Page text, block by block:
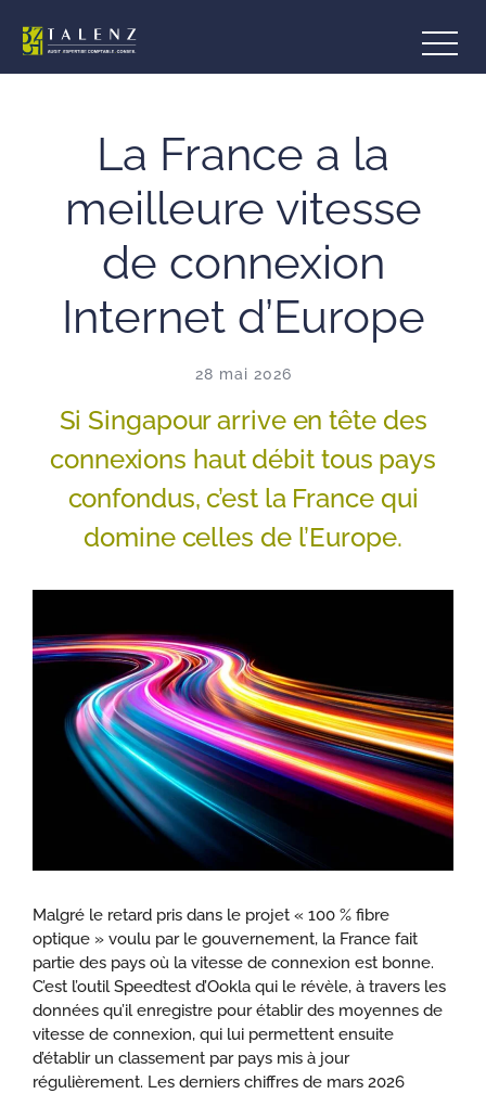
contenu
La France a la
meilleure vitesse
de connexion
Internet d’Europe
28 mai 2026
Si Singapour arrive en tête des
connexions haut débit tous pays
confondus, c’est la France qui
domine celles de l’Europe.
Malgré le retard pris dans le projet « 100 % fibre
optique » voulu par le gouvernement, la France fait
partie des pays où la vitesse de connexion est bonne.
C’est l’outil Speedtest d’Ookla qui le révèle, à travers les
données qu’il enregistre pour établir des moyennes de
vitesse de connexion, qui lui permettent ensuite
d’établir un classement par pays mis à jour
régulièrement. Les derniers chiffres de mars 2026